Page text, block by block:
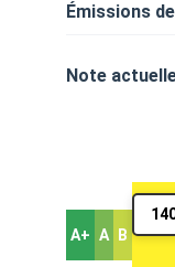
Émissions
Note
A+ A B